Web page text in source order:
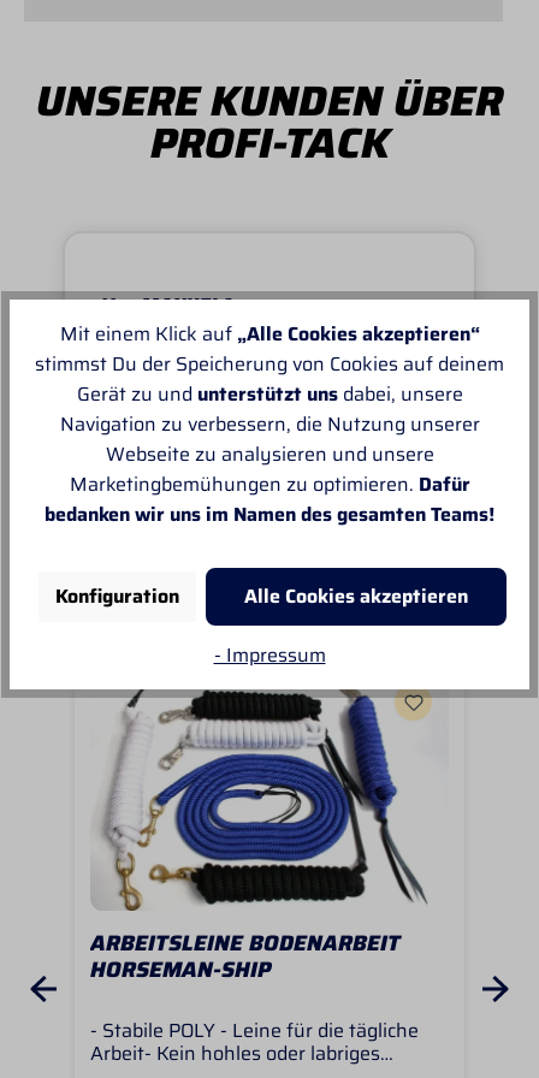
UNSERE KUNDEN ÜBER
PROFI-TACK
Von MANUELA
Super schnell und reibungslos, top
Ware.sehr zu empfehlen, top!
Unsere Empfehlungen
ARBEITSLEINE BODENARBEIT
HORSEMAN-SHIP
- Stabile POLY - Leine für die tägliche
Arbeit- Kein hohles oder labriges
Mit einem Klick auf „Alle Cookies akzeptieren“
stimmst Du der Speicherung von Cookies auf deinem
Gerät zu und unterstützt unsdabei, unsere
Navigation zu verbessern, die Nutzung unserer
Webseite zu analysieren und unsere
Marketingbemühungen zu optimieren. Dafür
bedanken wir uns im Namen des gesamten Teams!
Konfiguration
Alle Cookies akzeptieren
- Impressum